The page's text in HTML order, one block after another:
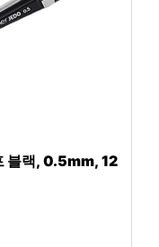
블랙, 0.5mm, 12